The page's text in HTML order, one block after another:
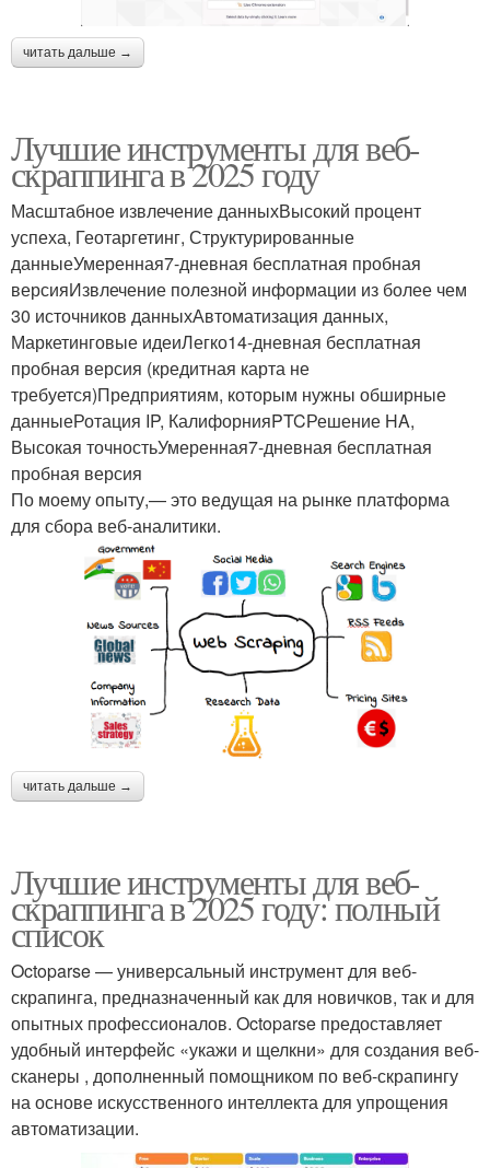
читать дальше →
Лучшие инструменты для веб-
скраппинга в 2025 году
Масштабное извлечение данныхВысокий процент
успеха, Геотаргетинг, Структурированные
данныеУмеренная7-дневная бесплатная пробная
версияИзвлечение полезной информации из более чем
30 источников данныхАвтоматизация данных,
Маркетинговые идеиЛегко14-дневная бесплатная
пробная версия (кредитная карта не
требуется)Предприятиям, которым нужны обширные
данныеРотация IP, КалифорнияPTCРешение HA,
Высокая точностьУмеренная7-дневная бесплатная
пробная версия
По моему опыту,— это ведущая на рынке платформа
для сбора веб-аналитики.
читать дальше →
Лучшие инструменты для веб-
скраппинга в 2025 году: полный
список
Octoparse — универсальный инструмент для веб-
скрапинга, предназначенный как для новичков, так и для
опытных профессионалов. Octoparse предоставляет
удобный интерфейс «укажи и щелкни» для создания веб-
сканеры , дополненный помощником по веб-скрапингу
на основе искусственного интеллекта для упрощения
автоматизации.